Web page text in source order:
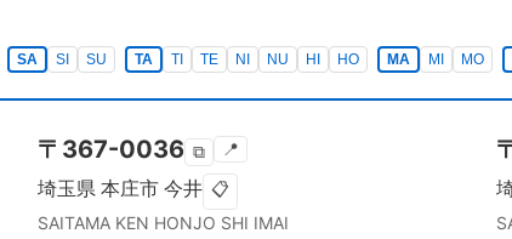
SA SI SU TA TI TE NI NU HI HO MA MI MO
〒 367-0036 ⧉ 📍
埼玉県 本庄市 今井 📋
SAITAMA KEN HONJO SHI IMAI